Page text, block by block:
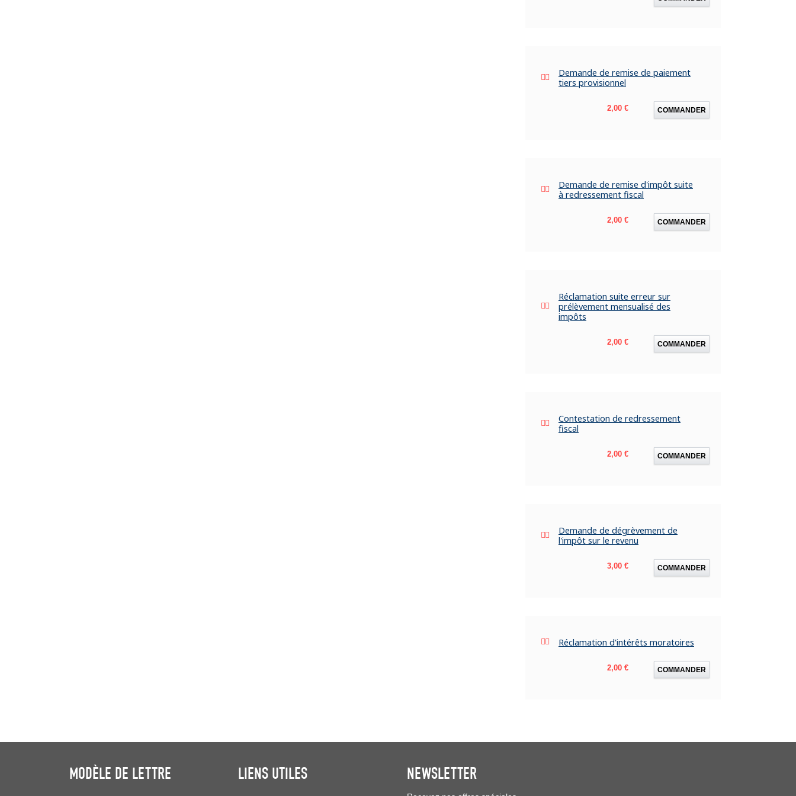
Demande de remise de paiement
tiers provisionnel
Prix
2,00 € COMMANDER
Demande de remise d'impôt suite
à redressement fiscal
Prix
2,00 € COMMANDER
Réclamation suite erreur sur
prélèvement mensualisé des
impôts
Prix
2,00 € COMMANDER
Contestation de redressement
fiscal
Prix
2,00 € COMMANDER
Demande de dégrèvement de
l'impôt sur le revenu
Prix
3,00 € COMMANDER
Réclamation d'intérêts moratoires
Prix
2,00 € COMMANDER
MODÈLE DE LETTRE LIENS UTILES NEWSLETTER